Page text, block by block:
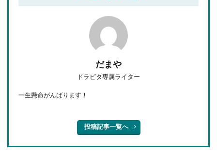
だまや
ドラピタ専属ライター
一生懸命がんばります！
投稿記事一覧へ